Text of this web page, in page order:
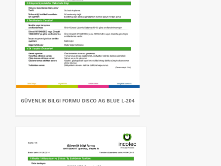
GÜVENLIK BILGI FORMU DISCO AG BLUE L-204